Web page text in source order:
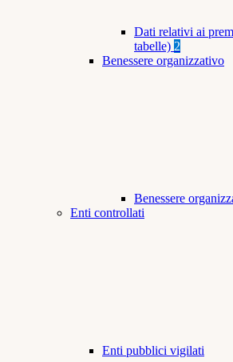
Dati relativi ai
tabelle) 2
Benessere organizzativo
Benessere
Enti controllati
Enti pubblici vigilati